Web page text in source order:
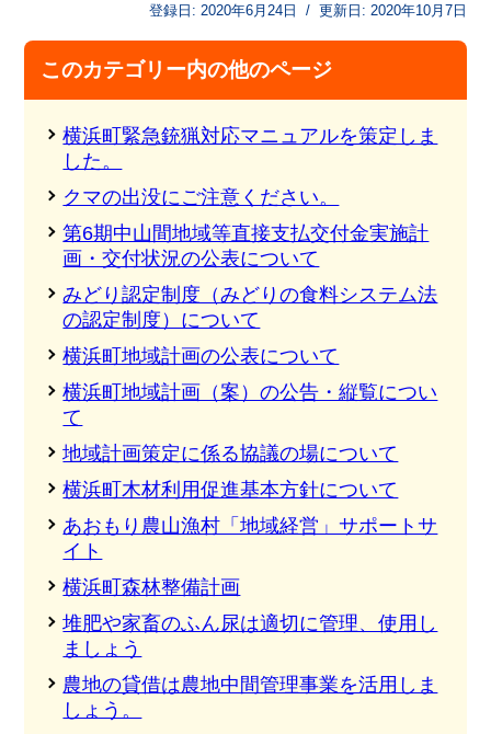
登録日: 2020年6月24日 / 更新日: 2020年10月7日
このカテゴリー内の他のページ
横浜町緊急銃猟対応マニュアルを策定しま
した。
クマの出没にご注意ください。
第6期中山間地域等直接支払交付金実施計
画・交付状況の公表について
みどり認定制度（みどりの食料システム法
の認定制度）について
横浜町地域計画の公表について
横浜町地域計画（案）の公告・縦覧につい
て
地域計画策定に係る協議の場について
横浜町木材利用促進基本方針について
あおもり農山漁村「地域経営」サポートサ
イト
横浜町森林整備計画
堆肥や家畜のふん尿は適切に管理、使用し
ましょう
農地の貸借は農地中間管理事業を活用しま
しょう。